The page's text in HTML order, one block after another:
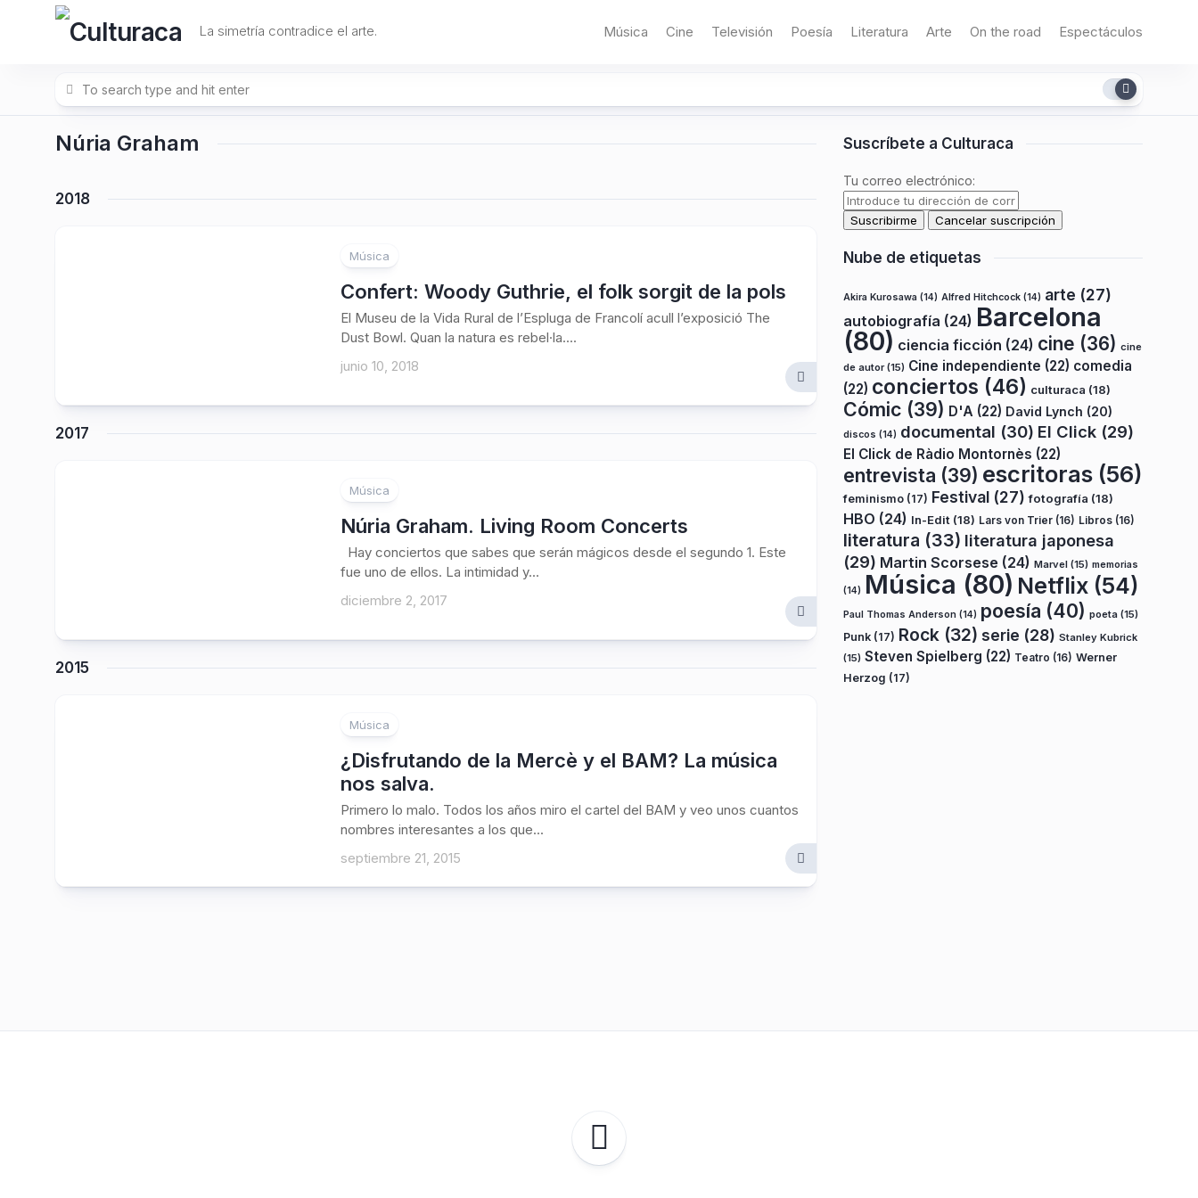
La simetría contradice el arte. Música Cine Televisión Poesía Literatura Arte On the road Espectáculos
Núria Graham
2018
Música
Confert: Woody Guthrie, el folk sorgit de la pols
El Museu de la Vida Rural de l’Espluga de Francolí acull l’exposició The
Dust Bowl. Quan la natura es rebel·la....
junio 10, 2018
2017
Música
Núria Graham. Living Room Concerts
Hay conciertos que sabes que serán mágicos desde el segundo 1. Este
fue uno de ellos. La intimidad y...
diciembre 2, 2017
2015
Música
¿Disfrutando de la Mercè y el BAM? La música
nos salva.
Primero lo malo. Todos los años miro el cartel del BAM y veo unos cuantos
nombres interesantes a los que...
septiembre 21, 2015
Suscríbete a Culturaca
Tu correo electrónico:
Nube de etiquetas
Akira Kurosawa (14) Alfred Hitchcock (14) arte (27)
autobiografía (24) Barcelona
(80) ciencia ficción (24) cine (36) cine
de autor(15) Cine independiente (22) comedia
(22) conciertos (46) culturaca (18)
Cómic (39) D'A (22) David Lynch (20)
discos (14) documental (30) El Click (29)
El Click de Ràdio Montornès (22)
entrevista (39) escritoras (56)
feminismo (17) Festival (27) fotografía (18)
HBO (24) In-Edit (18) Lars von Trier (16) Libros (16)
literatura (33) literatura japonesa
(29) Martin Scorsese (24) Marvel (15) memorias
(14) Música (80) Netflix (54)
Paul Thomas Anderson (14) poesía (40) poeta (15)
Punk (17) Rock (32) serie (28) Stanley Kubrick
(15) Steven Spielberg (22) Teatro (16) Werner
Herzog (17)